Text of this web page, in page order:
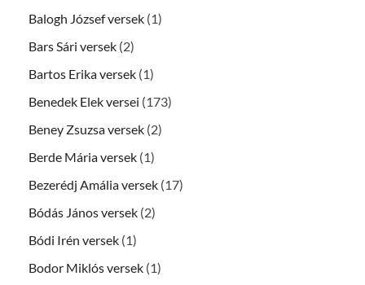
Balogh József versek (1)
Bars Sári versek (2)
Bartos Erika versek (1)
Benedek Elek versei (173)
Beney Zsuzsa versek (2)
Berde Mária versek (1)
Bezerédj Amália versek (17)
Bódás János versek (2)
Bódi Irén versek (1)
Bodor Miklós versek (1)